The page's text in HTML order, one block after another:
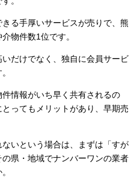
る手厚いサービスが売りで、熊
物件数1位です。
だけでなく、独自に会員サービ
情報がいち早く共有されるの
ってもメリットがあり、早期売
いという場合は、まずは「すが
県・地域でナンバーワンの業者